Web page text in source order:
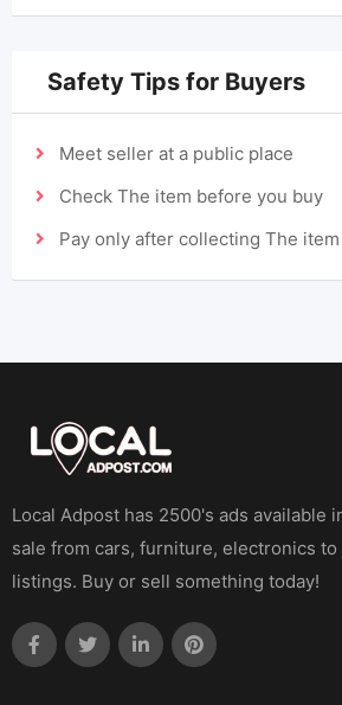
Safety Tips for Buyers
Meet seller at a public place
Check The item before you buy
Pay only after collecting The item
Local Adpost has 2500's ads available
sale from cars, furniture, electronics
listings. Buy or sell something today!